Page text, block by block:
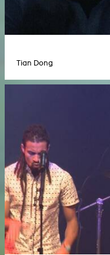
Tian Dong